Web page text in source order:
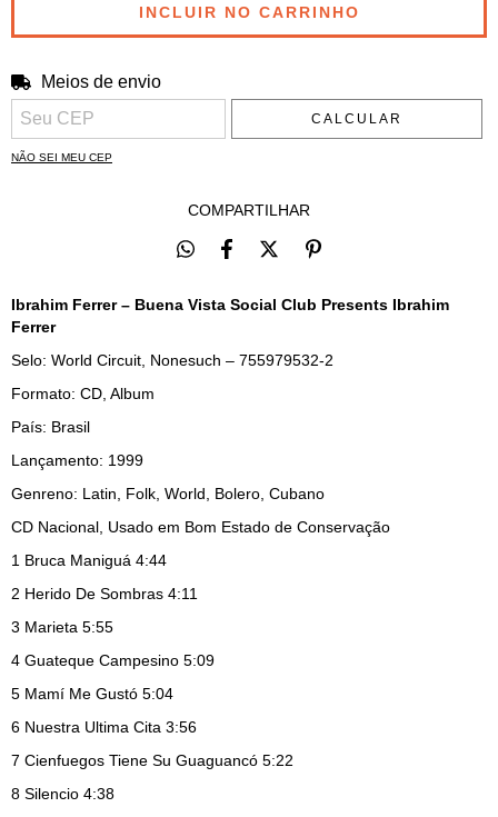
Entregas para o CEP:
Meios de envio
CALCULAR
NÃO SEI MEU CEP
COMPARTILHAR
Ibrahim Ferrer – Buena Vista Social Club Presents Ibrahim
Ferrer
Selo: World Circuit, Nonesuch – 755979532-2
Formato: CD, Album
País: Brasil
Lançamento: 1999
Genreno: Latin, Folk, World, Bolero, Cubano
CD Nacional, Usado em Bom Estado de Conservação
1 Bruca Maniguá 4:44
2 Herido De Sombras 4:11
3 Marieta 5:55
4 Guateque Campesino 5:09
5 Mamí Me Gustó 5:04
6 Nuestra Ultima Cita 3:56
7 Cienfuegos Tiene Su Guaguancó 5:22
8 Silencio 4:38